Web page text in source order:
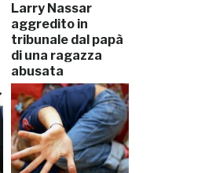
Larry Nassar
aggredito in
tribunale dal papà
di una ragazza
abusata